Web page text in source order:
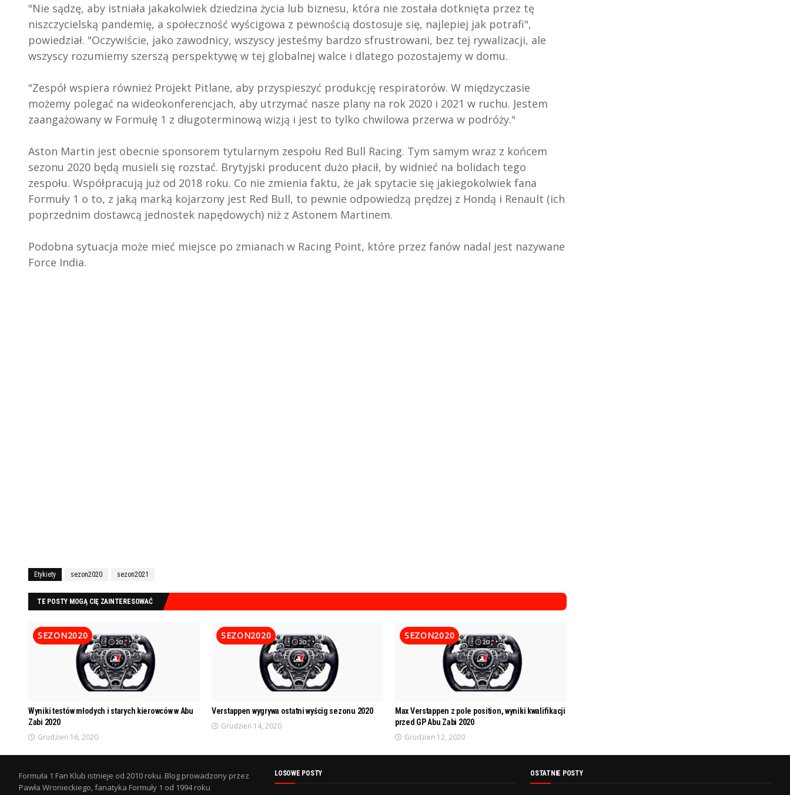
"Nie sądzę, aby istniała jakakolwiek dziedzina życia lub biznesu, która nie została dotknięta przez tę
niszczycielską pandemię, a społeczność wyścigowa z pewnością dostosuje się, najlepiej jak potrafi",
powiedział. "Oczywiście, jako zawodnicy, wszyscy jesteśmy bardzo sfrustrowani, bez tej rywalizacji, ale
wszyscy rozumiemy szerszą perspektywę w tej globalnej walce i dlatego pozostajemy w domu.
"Zespół wspiera również Projekt Pitlane, aby przyspieszyć produkcję respiratorów. W międzyczasie
możemy polegać na wideokonferencjach, aby utrzymać nasze plany na rok 2020 i 2021 w ruchu. Jestem
zaangażowany w Formułę 1 z długoterminową wizją i jest to tylko chwilowa przerwa w podróży."
Aston Martin jest obecnie sponsorem tytularnym zespołu Red Bull Racing. Tym samym wraz z końcem
sezonu 2020 będą musieli się rozstać. Brytyjski producent dużo płacił, by widnieć na bolidach tego
zespołu. Współpracują już od 2018 roku. Co nie zmienia faktu, że jak spytacie się jakiegokolwiek fana
Formuły 1 o to, z jaką marką kojarzony jest Red Bull, to pewnie odpowiedzą prędzej z Hondą i Renault (ich
poprzednim dostawcą jednostek napędowych) niż z Astonem Martinem.
Podobna sytuacja może mieć miejsce po zmianach w Racing Point, które przez fanów nadal jest nazywane
Force India.
Etykiety sezon2020 sezon2021
TE POSTY MOGĄ CIĘ ZAINTERESOWAĆ
SEZON2020
Wyniki testów młodych i starych kierowców w Abu
Zabi 2020
Grudzień 16, 2020
SEZON2020
Verstappen wygrywa ostatni wyścig sezonu 2020
Grudzień 14, 2020
SEZON2020
Max Verstappen z pole position, wyniki kwalifikacji
przed GP Abu Zabi 2020
Grudzień 12, 2020
Formuła 1 Fan Klub istnieje od 2010 roku. Blog prowadzony przez
Pawła Wronieckiego, fanatyka Formuły 1 od 1994 roku
LOSOWE POSTY OSTATNIE POSTY